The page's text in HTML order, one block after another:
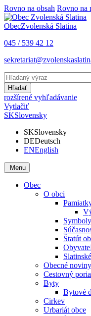
Rovno na obsah Rovno na
ObecZvolenská Slatina
045 / 539 42 12
Hľadať
rozšírené vyhľadávanie
Vytlačiť
SKSlovensky
SKSlovensky
DEDeutsch
ENEnglish
Menu
Obec
O obci
Symboly
Štatút
Obecné noviny
Cestovný
Byty
Bytové
Cirkev
Urbariát obce